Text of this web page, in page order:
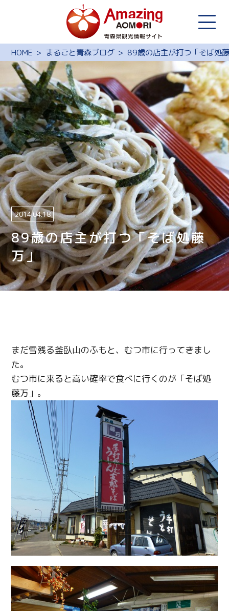
HOME まるごと青森ブログ 89歳の店主が打つ「そば処
89歳の店主が打つ「そば処藤
万」
2014.04.18
まだ雪残る釜臥山のふもと、むつ市に行ってきまし
た。
むつ市に来ると高い確率で食べに行くのが「そば処
藤万」。